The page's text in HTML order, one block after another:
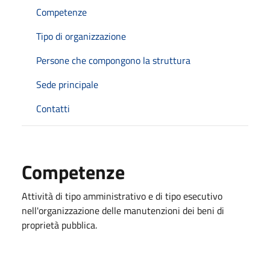
Competenze
Tipo di organizzazione
Persone che compongono la struttura
Sede principale
Contatti
Competenze
Attività di tipo amministrativo e di tipo esecutivo
nell'organizzazione delle manutenzioni dei beni di
proprietà pubblica.